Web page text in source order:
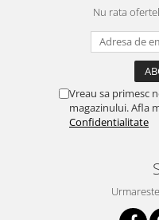
Nu rata
Vreau sa primesc
magazinului. Afla
Confidentialitate